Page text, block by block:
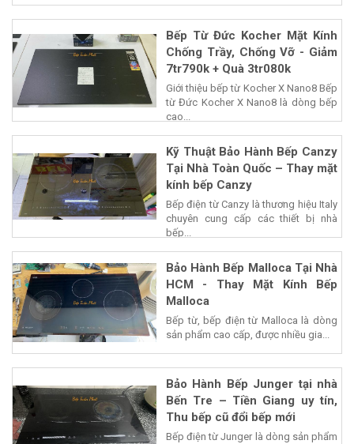
Bếp Từ Đức Kocher Mặt Kính
Chống Trầy, Chống Vỡ - Giảm
7tr790k + Quà 3tr080k
Giới thiệu bếp từ Kocher X Nano8 Bếp
từ Đức Kocher X Nano8 là dòng bếp
cao...
Kỹ Thuật Bảo Hành Bếp Canzy
Tại Nhà Toàn Quốc – Thay mặt
kính bếp Canzy
Bếp điện từ Canzy là thương hiệu Italy
chuyên cung cấp các thiết bị nhà
bếp...
Bảo Hành Bếp Malloca Tại Nhà
HCM - Thay Mặt Kính Bếp
Malloca
Bếp từ, bếp điện từ Malloca là dòng
sản phẩm cao cấp, được nhiều gia...
Bảo Hành Bếp Junger tại nhà
Bến Tre – Tiền Giang uy tín,
Thu bếp cũ đổi bếp mới
Bếp điện từ Junger là dòng sản phẩm